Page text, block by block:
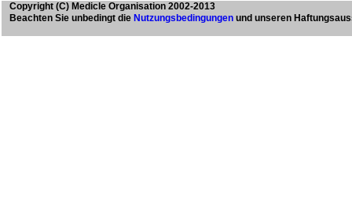
Copyright (C) Medicle Organisation 2002-2013
Beachten Sie unbedingt die Nutzungsbedingungen und unseren